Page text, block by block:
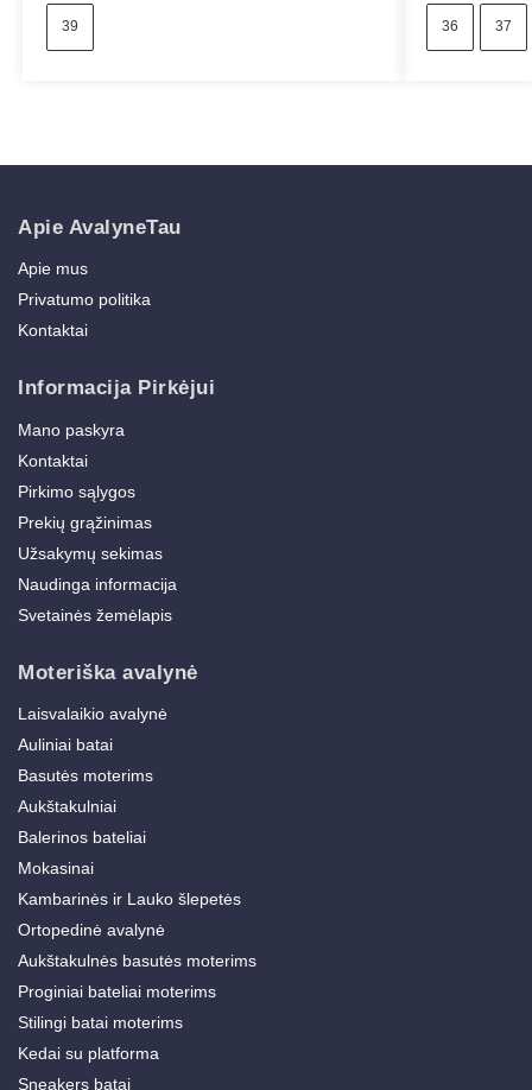
39 36 37
Apie AvalyneTau
Apie mus
Privatumo politika
Kontaktai
Informacija Pirkėjui
Mano paskyra
Kontaktai
Pirkimo sąlygos
Prekių grąžinimas
Užsakymų sekimas
Naudinga informacija
Svetainės žemėlapis
Moteriška avalynė
Laisvalaikio avalynė
Auliniai batai
Basutės moterims
Aukštakulniai
Balerinos bateliai
Mokasinai
Kambarinės ir Lauko šlepetės
Ortopedinė avalynė
Aukštakulnės basutės moterims
Proginiai bateliai moterims
Stilingi batai moterims
Kedai su platforma
Sneakers batai